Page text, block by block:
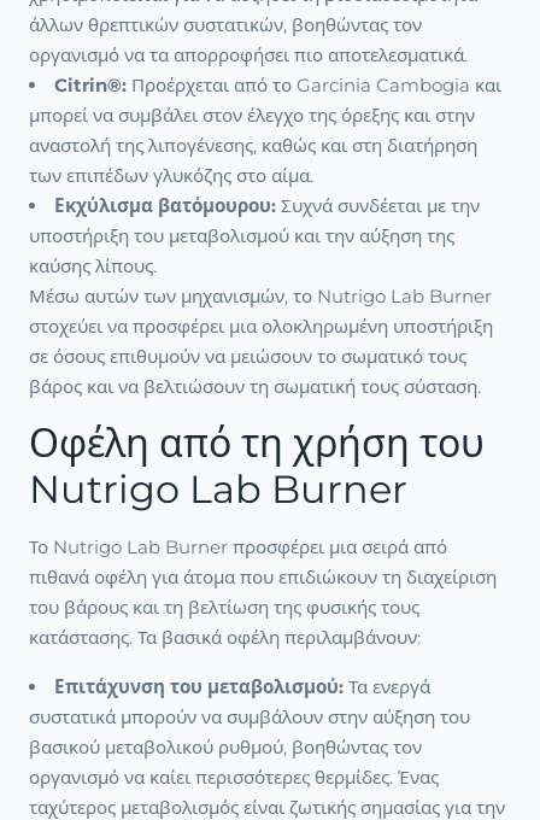
άλλων θρεπτικών συστατικών, βοηθώντας τον
οργανισμό να τα απορροφήσει πιο αποτελεσματικά.
Citrin®: Προέρχεται από το Garcinia Cambogia και
μπορεί να συμβάλει στον έλεγχο της όρεξης και στην
αναστολή της λιπογένεσης, καθώς και στη διατήρηση
των επιπέδων γλυκόζης στο αίμα.
Εκχύλισμα βατόμουρου: Συχνά συνδέεται με την
υποστήριξη του μεταβολισμού και την αύξηση της
καύσης λίπους.
Μέσω αυτών των μηχανισμών, το Nutrigo Lab Burner
στοχεύει να προσφέρει μια ολοκληρωμένη υποστήριξη
σε όσους επιθυμούν να μειώσουν το σωματικό τους
βάρος και να βελτιώσουν τη σωματική τους σύσταση.
Οφέλη από τη χρήση του
Nutrigo Lab Burner
Το Nutrigo Lab Burner προσφέρει μια σειρά από
πιθανά οφέλη για άτομα που επιδιώκουν τη διαχείριση
του βάρους και τη βελτίωση της φυσικής τους
κατάστασης. Τα βασικά οφέλη περιλαμβάνουν:
Επιτάχυνση του μεταβολισμού: Τα ενεργά
συστατικά μπορούν να συμβάλουν στην αύξηση του
βασικού μεταβολικού ρυθμού, βοηθώντας τον
οργανισμό να καίει περισσότερες θερμίδες. Ένας
ταχύτερος μεταβολισμός είναι ζωτικής σημασίας για την